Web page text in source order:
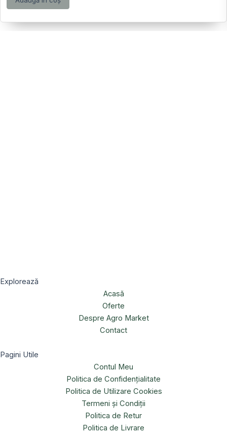
Explorează
Acasă
Oferte
Despre Agro Market
Contact
Pagini Utile
Contul Meu
Politica de Confidențialitate
Politica de Utilizare Cookies
Termeni și Condiții
Politica de Retur
Politica de Livrare